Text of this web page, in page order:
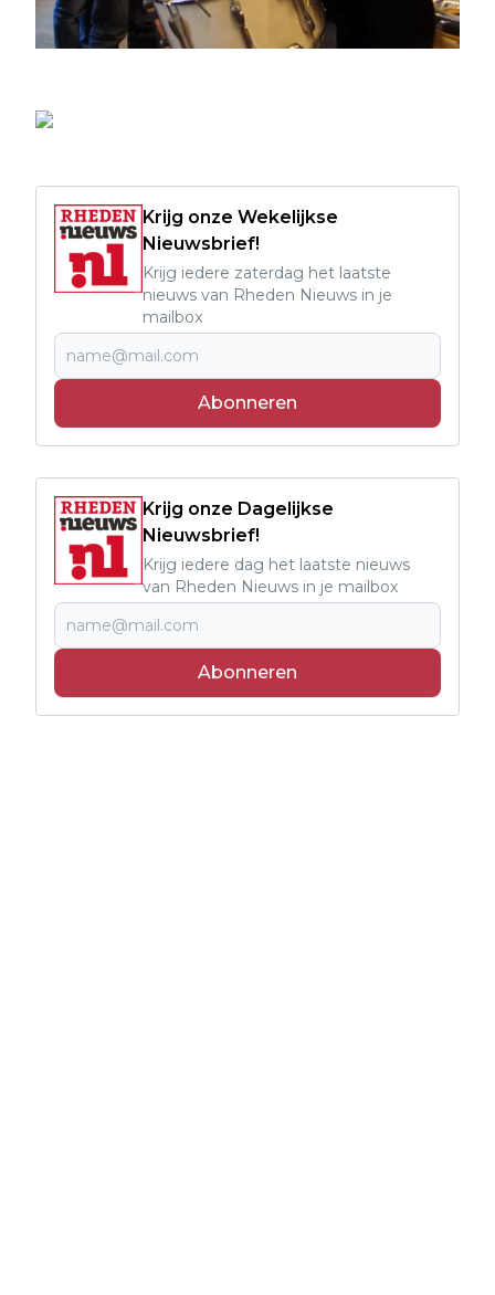
Krijg onze Wekelijkse
Nieuwsbrief!
Krijg iedere zaterdag het laatste
nieuws van Rheden Nieuws in je
mailbox
Abonneren
Krijg onze Dagelijkse
Nieuwsbrief!
Krijg iedere dag het laatste nieuws
van Rheden Nieuws in je mailbox
Abonneren